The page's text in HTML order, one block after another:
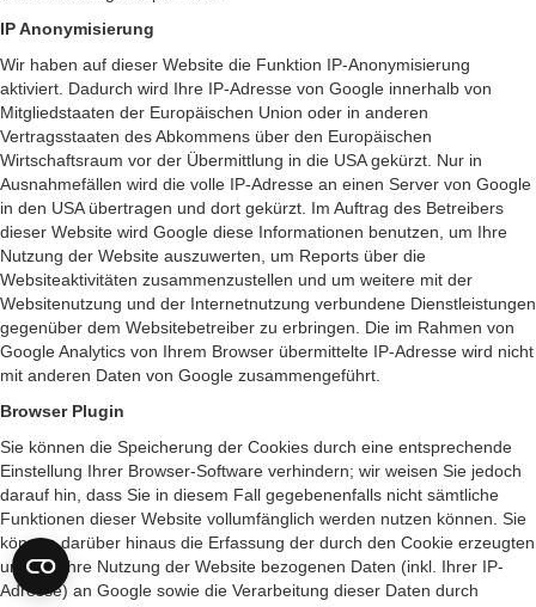
IP Anonymisierung
Wir haben auf dieser Website die Funktion IP-Anonymisierung
aktiviert. Dadurch wird Ihre IP-Adresse von Google innerhalb von
Mitgliedstaaten der Europäischen Union oder in anderen
Vertragsstaaten des Abkommens über den Europäischen
Wirtschaftsraum vor der Übermittlung in die USA gekürzt. Nur in
Ausnahmefällen wird die volle IP-Adresse an einen Server von Google
in den USA übertragen und dort gekürzt. Im Auftrag des Betreibers
dieser Website wird Google diese Informationen benutzen, um Ihre
Nutzung der Website auszuwerten, um Reports über die
Websiteaktivitäten zusammenzustellen und um weitere mit der
Websitenutzung und der Internetnutzung verbundene Dienstleistungen
gegenüber dem Websitebetreiber zu erbringen. Die im Rahmen von
Google Analytics von Ihrem Browser übermittelte IP-Adresse wird nicht
mit anderen Daten von Google zusammengeführt.
Browser Plugin
Sie können die Speicherung der Cookies durch eine entsprechende
Einstellung Ihrer Browser-Software verhindern; wir weisen Sie jedoch
darauf hin, dass Sie in diesem Fall gegebenenfalls nicht sämtliche
Funktionen dieser Website vollumfänglich werden nutzen können. Sie
können darüber hinaus die Erfassung der durch den Cookie erzeugten
und auf Ihre Nutzung der Website bezogenen Daten (inkl. Ihrer IP-
Adresse) an Google sowie die Verarbeitung dieser Daten durch